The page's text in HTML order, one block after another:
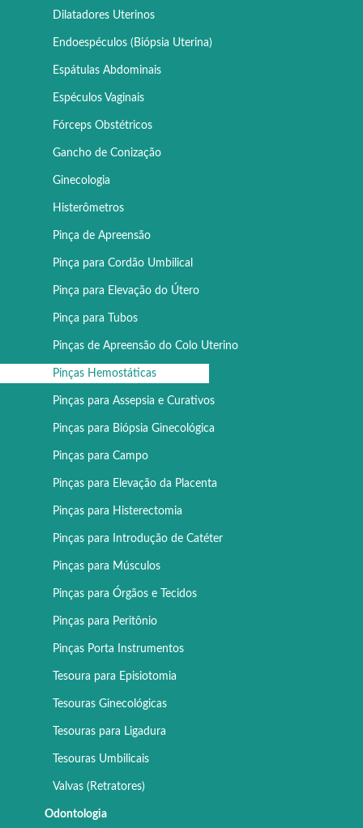
Dilatadores Uterinos
Endoespéculos (Biópsia Uterina)
Espátulas Abdominais
Espéculos Vaginais
Fórceps Obstétricos
Gancho de Conização
Ginecologia
Histerômetros
Pinça de Apreensão
Pinça para Cordão Umbilical
Pinça para Elevação do Útero
Pinça para Tubos
Pinças de Apreensão do Colo Uterino
Pinças Hemostáticas
Pinças para Assepsia e Curativos
Pinças para Biópsia Ginecológica
Pinças para Campo
Pinças para Elevação da Placenta
Pinças para Histerectomia
Pinças para Introdução de Catéter
Pinças para Músculos
Pinças para Órgãos e Tecidos
Pinças para Peritônio
Pinças Porta Instrumentos
Tesoura para Episiotomia
Tesouras Ginecológicas
Tesouras para Ligadura
Tesouras Umbilicais
Valvas (Retratores)
Odontologia